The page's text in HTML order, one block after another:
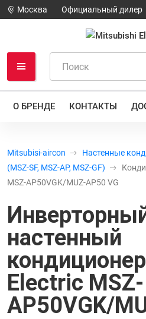
Москва Официальный дилер
О БРЕНДЕ КОНТАКТЫ
Mitsubisi-aircon Настенные
(MSZ-SF, MSZ-AP, MSZ-GF)
MSZ-AP50VGK/MUZ-AP50 VG
настенный
кондиционер
Electric MSZ-
AP50VGK/